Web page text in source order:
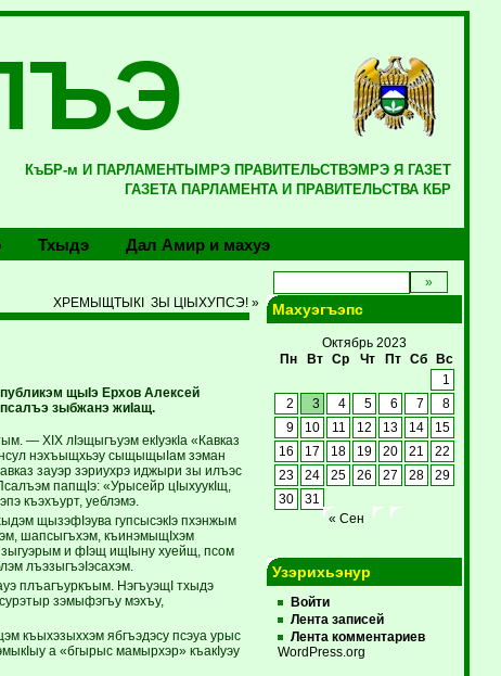
КъБР-м И ПАРЛАМЕНТЫМРЭ ПРАВИТЕЛЬСТВЭМРЭ Я ГАЗЕТ
ГАЗЕТА ПАРЛАМЕНТА И ПРАВИТЕЛЬСТВА КБР
Тхыдэ Дал Амир и махуэ
ХРЕМЫЩТЫКI ЗЫ ЦIЫХУПСЭ! »
щыIэ Ерхов Алексей
зыбжанэ жиIащ.
— XIX лIэщыгъуэм екIуэкIа «Кавказ
нэхъыщхьэу сыщыщыIам зэман
зауэр зэриухрэ иджыри зы илъэс
папщIэ: «Урысейр цIыхуукIщ,
къэхъурт, уеблэмэ.
щызэфIэува гупсысэкIэ пхэнжым
шапсыгъхэм, къинэмыщIхэм
зыгуэрым и фIэщ ищIыну хуейщ, псом
лъэзыгъэIэсахэм.
плъагъуркъым. НэгъуэщI тхыдэ
зэмыфэгъу мэхъу,
къыхэзыххэм ябгъэдэсу псэуа урыс
а «бгырыс мамырхэр» къакIуэу
Махуэгъэпс
Октябрь 2023
Пн
Вт Ср Чт Пт Сб
Вс
1
2
3 4 5 6 7
8
9
10 11 12 13 14
15
16
17 18 19 20 21
22
23
24 25 26 27 28
29
30
31
« Сен
Узэрихьэнур
Войти
Лента записей
Лента комментариев
WordPress.org